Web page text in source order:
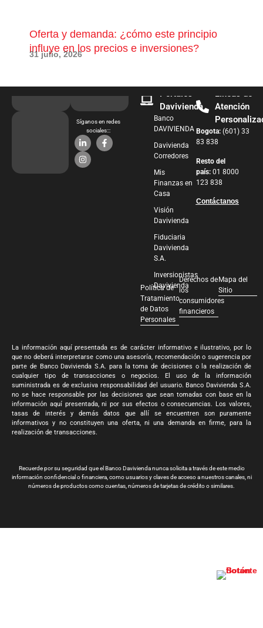
Oferta y demanda: ¿cómo este principio
influye en los precios e inversiones?
31 julio, 2026
Síganos en redes
sociales:::
Portales
Davivienda
Banco
DAVIVIENDA
Davivienda
Corredores
Mis
Finanzas en
Casa
Visión
Davivienda
Fiduciaria
Davivienda
S.A.
Inversionistas
Davivienda
Líneas de
Atención
Bogota: (601) 33
83 838
Resto del
país: 01 8000
123 838
Contáctanos
Política de
Tratamiento
de Datos
Personales
Derechos de
los
consumidores
financieros
Mapa del
Sitio
La información aquí presentada es de carácter informativo e ilustrativo, por lo
que no deberá interpretarse como una asesoría, recomendación o sugerencia por
parte de Banco Davivienda S.A. para la toma de decisiones o la realización de
cualquier tipo de transacciones o negocios. El uso de la información
suministrada es de exclusiva responsabilidad del usuario. Banco Davivienda S.A.
no se hace responsable por las decisiones que sean tomadas con base en la
información aquí presentada, ni por sus efectos o consecuencias. Los valores,
tasas de interés y demás datos que allí se encuentren son puramente
informativos y no constituyen una oferta, ni una demanda en firme, para la
realización de transacciones.
Recuerde por su seguridad que el Banco Davivienda nunca solicita a través de este medio
información confidencial o financiera, como usuarios y claves de acceso a nuestros canales, ni
números de productos como cuentas, números de tarjetas de crédito o similares.